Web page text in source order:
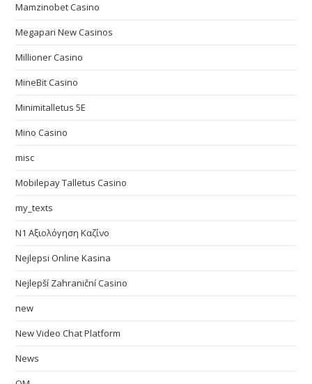
Mamzinobet Casino
Megapari New Casinos
Millioner Casino
MineBit Casino
Minimitalletus 5E
Mino Casino
misc
Mobilepay Talletus Casino
my_texts
N1 Αξιολόγηση Καζίνο
Nejlepsi Online Kasina
Nejlepší Zahraniční Casino
new
New Video Chat Platform
News